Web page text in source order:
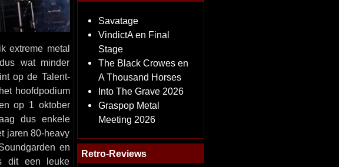
extreme metal
wat minder
op de Talent-
hoofdpodium
op 1 oktober
dus enkele
jaren 80-heavy
en
dit een leuke
Savatage
VindictA en Final
Stage
The Black Crowes en
A Thousand Horses
Into The Grave 2026
Graspop Metal
Meeting 2026
Retro-Reviews